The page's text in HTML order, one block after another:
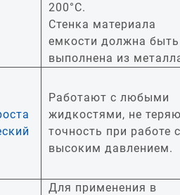
200°С.
Стенка материала
емкости должна быть
выполнена из
Работают с любыми
жидкостями, не
точность при работе с
высоким давлением.
Для применения в